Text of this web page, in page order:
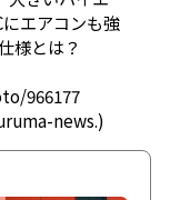
エアコンも強
様とは？
966177
news.)